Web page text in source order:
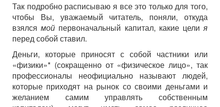
Так подробно расписываю я все это только для того,
чтобы Вы, уважаемый читатель, поняли, откуда
взялсямой первоначальный капитал, какие целия
перед собой ставил.
Деньги, которые приносят с собой частники или
«физики»* (сокращенно от «физическое лицо», так
профессионалы неофициально называют людей,
которые приходят на рынок со своими деньгами и
желанием самим управлять собственным